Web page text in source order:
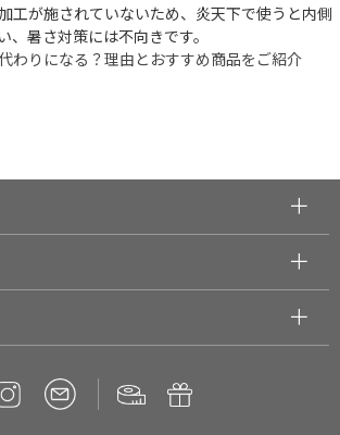
工が施されていないため、炎天下で使うと内側
、暑さ対策には不向きです。
わりになる？理由とおすすめ商品をご紹介